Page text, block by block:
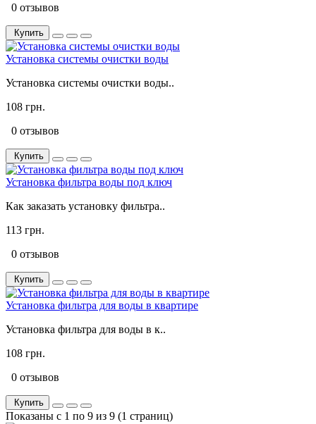
0 отзывов
Купить
Установка системы очистки воды
Установка системы очистки воды..
108 грн.
0 отзывов
Купить
Установка фильтра воды под ключ
Как заказать установку фильтра..
113 грн.
0 отзывов
Купить
Установка фильтра для воды в квартире
Установка фильтра для воды в к..
108 грн.
0 отзывов
Купить
Показаны с 1 по 9 из 9 (1 страниц)